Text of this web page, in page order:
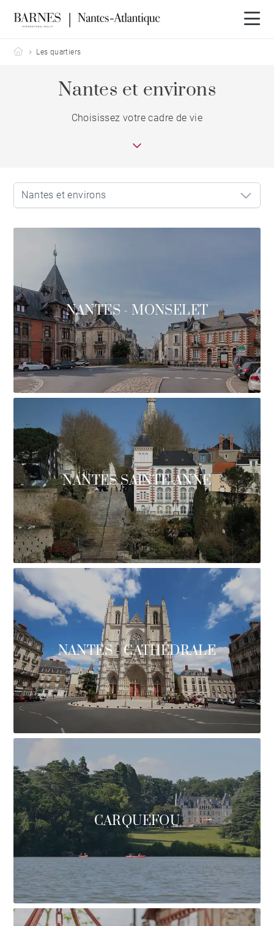
Barnes Nantes-Atlantique
Les quartiers
Nantes et environs
Choisissez votre cadre de vie
Nantes et environs
NANTES - MONSELET
NANTES SAINTE-ANNE
NANTES - CATHÉDRALE
CARQUEFOU